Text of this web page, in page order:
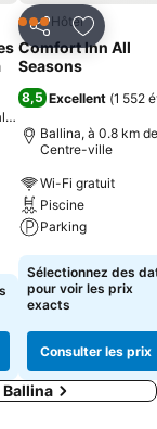
favoris
PartagerAjouter
3 ÉtoilesHôtel
Comfort Inn All
Seasons
8,5 Excellent (1 552
Ballina, à 0.8 km
Centre-ville
Wi-Fi gratuit
Piscine
Parking
Consulter les
Sélectionnez des
pour voir les prix
exacts
Consulter les prix